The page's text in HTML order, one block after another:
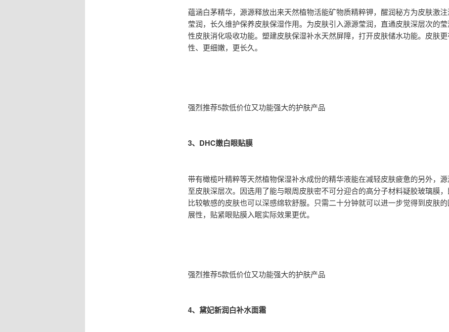
蕴涵白茅精华，源源释放出来天然植物活能矿物质精粹钾，醒润秘方为皮肤激
莹润，长久维护保养皮肤保湿作用。为皮肤引入源源莹润，直通皮肤深层次的
性皮肤消化吸收功能。塑建皮肤保湿补水天然屏障，打开皮肤储水功能。皮肤
性、更细嫩，更长久。
强烈推荐5款低价位又功能强大的护肤产品
3、DHC嫩白眼贴膜
带有橄榄叶精粹等天然植物保湿补水成份的精华液能在减轻皮肤疲惫的另外，源
至皮肤深层次。因选用了能与眼周皮肤密不可分迎合的高分子材料疑胶玻璃膜
比较敏感的皮肤也可以深感绵软舒服。只需二十分钟就可以进一步觉得到皮肤
展性，贴紧眼贴膜入眠实际效果更优。
强烈推荐5款低价位又功能强大的护肤产品
4、黛妃新润白补水面霜